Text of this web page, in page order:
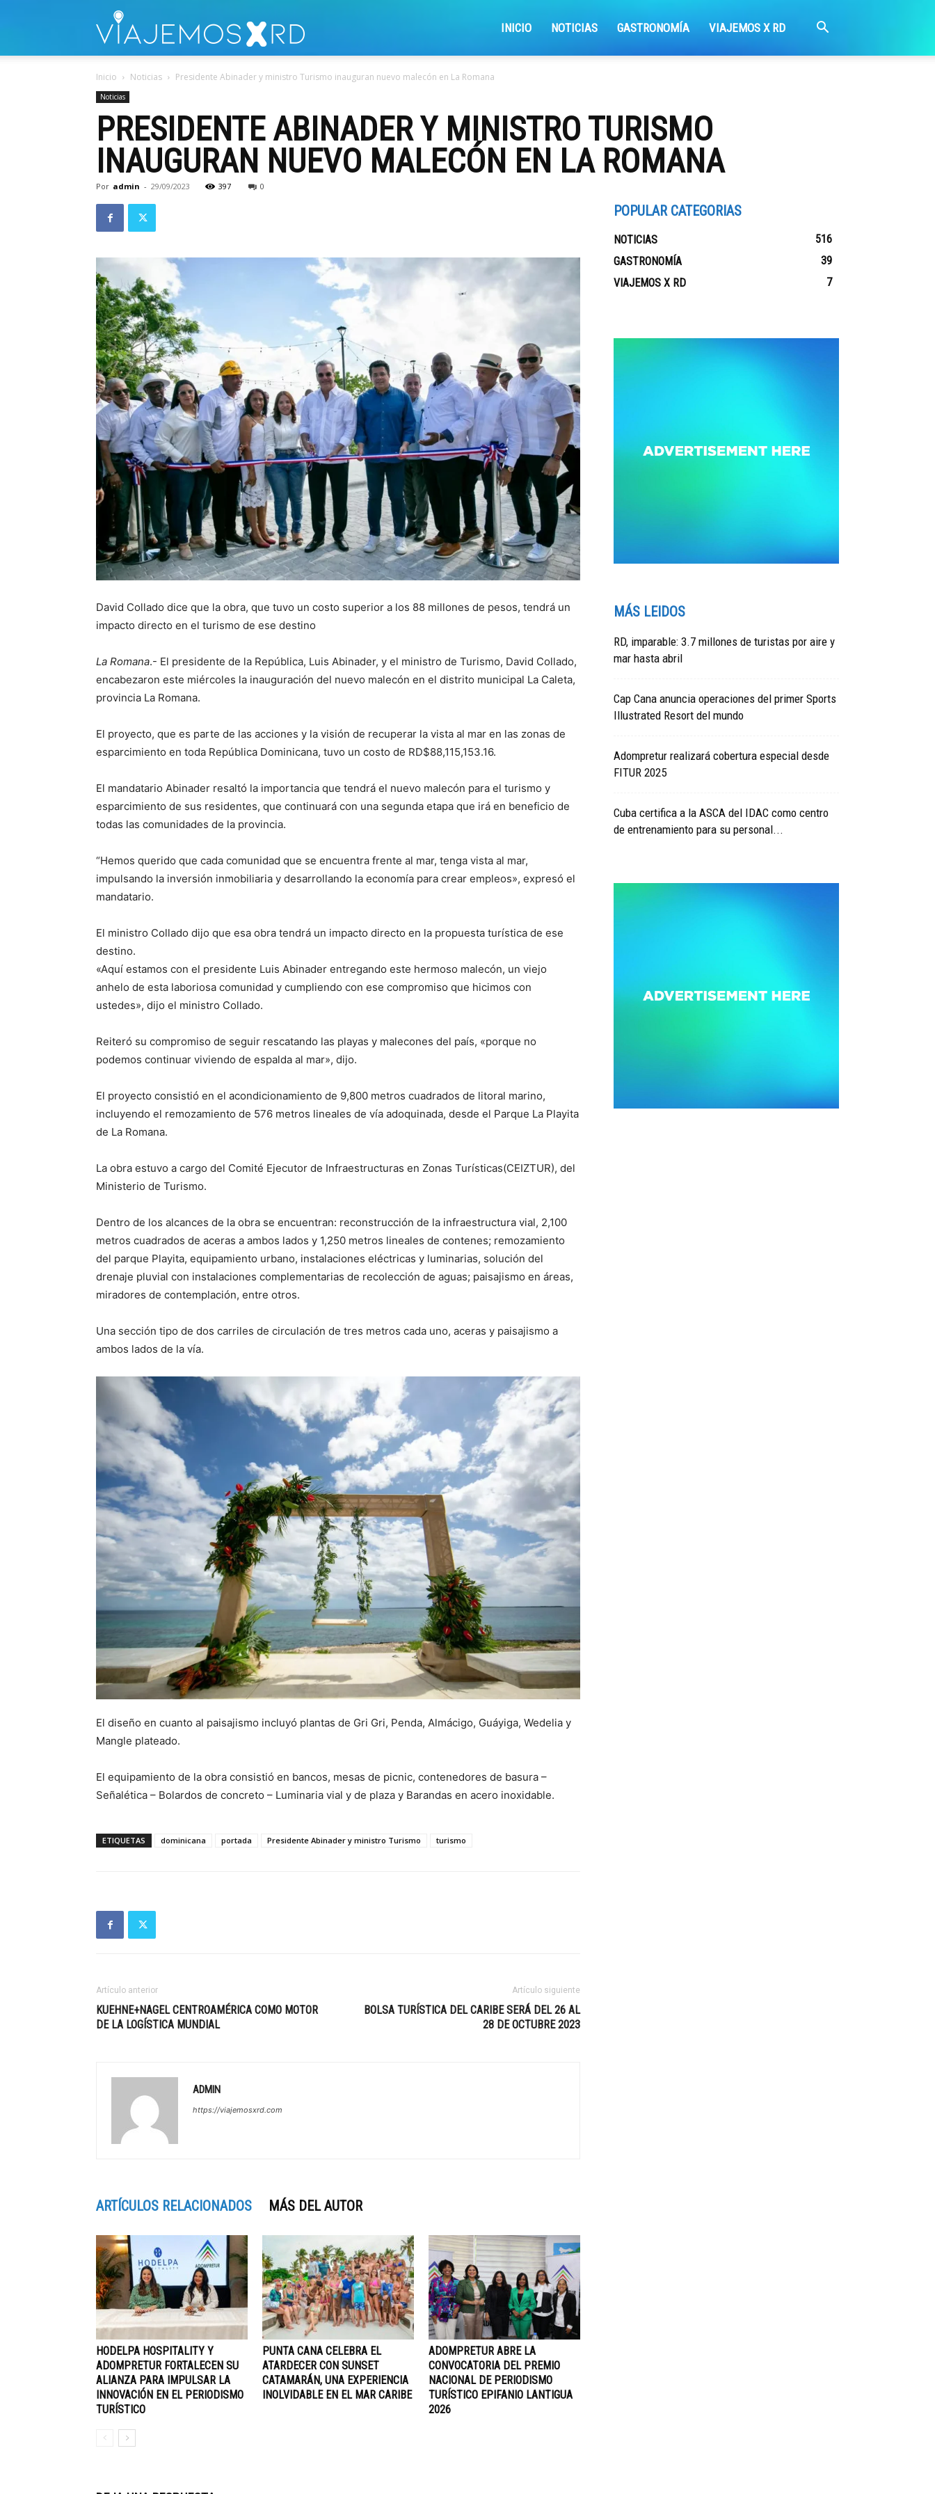
INICIO NOTICIAS GASTRONOMÍA VIAJEMOS X RD
Inicio Noticias Presidente Abinader y ministro Turismo inauguran nuevo malecón en La Romana
Noticias
PRESIDENTE ABINADER Y MINISTRO TURISMO
INAUGURAN NUEVO MALECÓN EN LA ROMANA
Por admin - 29/09/2023 397 0
David Collado dice que la obra, que tuvo un costo superior a los 88 millones de pesos, tendrá un
impacto directo en el turismo de ese destino
La Romana.- El presidente de la República, Luis Abinader, y el ministro de Turismo, David Collado,
encabezaron este miércoles la inauguración del nuevo malecón en el distrito municipal La Caleta,
provincia La Romana.
El proyecto, que es parte de las acciones y la visión de recuperar la vista al mar en las zonas de
esparcimiento en toda República Dominicana, tuvo un costo de RD$88,115,153.16.
El mandatario Abinader resaltó la importancia que tendrá el nuevo malecón para el turismo y
esparcimiento de sus residentes, que continuará con una segunda etapa que irá en beneficio de
todas las comunidades de la provincia.
“Hemos querido que cada comunidad que se encuentra frente al mar, tenga vista al mar,
impulsando la inversión inmobiliaria y desarrollando la economía para crear empleos», expresó el
mandatario.
El ministro Collado dijo que esa obra tendrá un impacto directo en la propuesta turística de ese
destino.
«Aquí estamos con el presidente Luis Abinader entregando este hermoso malecón, un viejo
anhelo de esta laboriosa comunidad y cumpliendo con ese compromiso que hicimos con
ustedes», dijo el ministro Collado.
Reiteró su compromiso de seguir rescatando las playas y malecones del país, «porque no
podemos continuar viviendo de espalda al mar», dijo.
El proyecto consistió en el acondicionamiento de 9,800 metros cuadrados de litoral marino,
incluyendo el remozamiento de 576 metros lineales de vía adoquinada, desde el Parque La Playita
de La Romana.
La obra estuvo a cargo del Comité Ejecutor de Infraestructuras en Zonas Turísticas(CEIZTUR), del
Ministerio de Turismo.
Dentro de los alcances de la obra se encuentran: reconstrucción de la infraestructura vial, 2,100
metros cuadrados de aceras a ambos lados y 1,250 metros lineales de contenes; remozamiento
del parque Playita, equipamiento urbano, instalaciones eléctricas y luminarias, solución del
drenaje pluvial con instalaciones complementarias de recolección de aguas; paisajismo en áreas,
miradores de contemplación, entre otros.
Una sección tipo de dos carriles de circulación de tres metros cada uno, aceras y paisajismo a
ambos lados de la vía.
El diseño en cuanto al paisajismo incluyó plantas de Gri Gri, Penda, Almácigo, Guáyiga, Wedelia y
Mangle plateado.
El equipamiento de la obra consistió en bancos, mesas de picnic, contenedores de basura –
Señalética – Bolardos de concreto – Luminaria vial y de plaza y Barandas en acero inoxidable.
ETIQUETAS dominicana portada Presidente Abinader y ministro Turismo turismo
Artículo anterior
KUEHNE+NAGEL CENTROAMÉRICA COMO MOTOR
DE LA LOGÍSTICA MUNDIAL
Artículo siguiente
BOLSA TURÍSTICA DEL CARIBE SERÁ DEL 26 AL
28 DE OCTUBRE 2023
ADMIN
https://viajemosxrd.com
ARTÍCULOS RELACIONADOS MÁS DEL AUTOR
HODELPA HOSPITALITY Y
ADOMPRETUR FORTALECEN SU
ALIANZA PARA IMPULSAR LA
INNOVACIÓN EN EL PERIODISMO
TURÍSTICO
PUNTA CANA CELEBRA EL
ATARDECER CON SUNSET
CATAMARÁN, UNA EXPERIENCIA
INOLVIDABLE EN EL MAR CARIBE
ADOMPRETUR ABRE LA
CONVOCATORIA DEL PREMIO
NACIONAL DE PERIODISMO
TURÍSTICO EPIFANIO LANTIGUA
2026
POPULAR CATEGORIAS
NOTICIAS
516
GASTRONOMÍA
39
VIAJEMOS X RD
7
MÁS LEIDOS
RD, imparable: 3.7 millones de turistas por aire y
mar hasta abril
Cap Cana anuncia operaciones del primer Sports
Illustrated Resort del mundo
Adompretur realizará cobertura especial desde
FITUR 2025
Cuba certifica a la ASCA del IDAC como centro
de entrenamiento para su personal...